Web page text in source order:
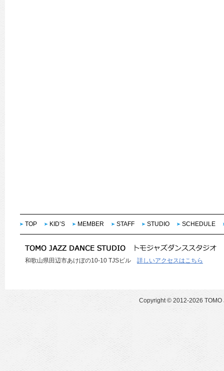
TOP KID’S MEMBER STAFF STUDIO SCHEDULE
和歌山県田辺市あけぼの10-10 TJSビル 詳しいアクセスはこちら
Copyright © 2012-2026 TOMO